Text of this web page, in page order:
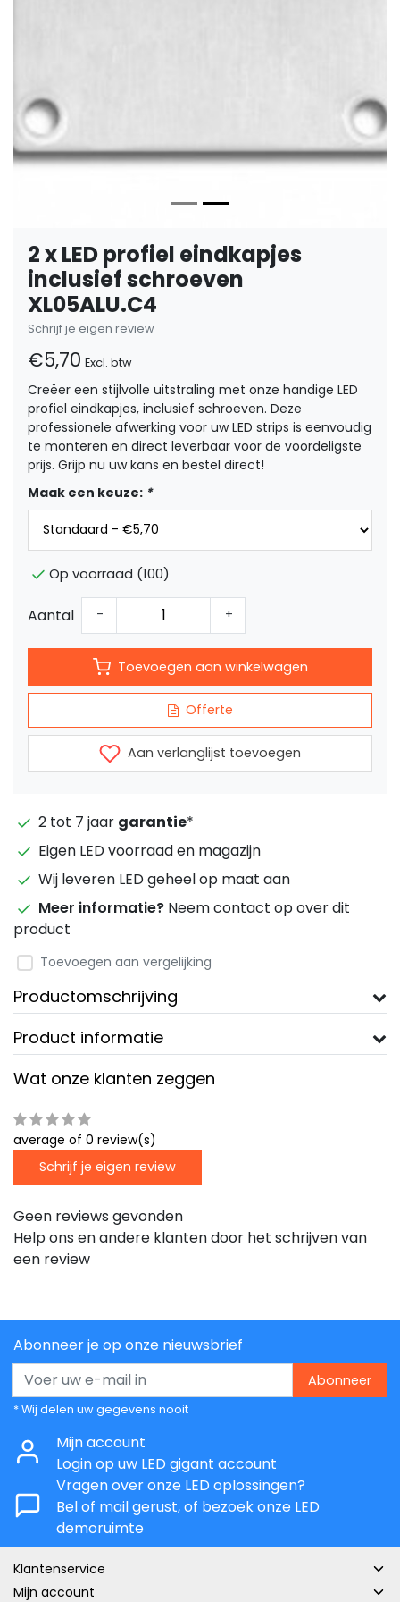
2 x LED profiel eindkapjes
inclusief schroeven
XL05ALU.C4
Schrijf je eigen review
€5,70 Excl. btw
Creëer een stijlvolle uitstraling met onze handige LED
profiel eindkapjes, inclusief schroeven. Deze
professionele afwerking voor uw LED strips is eenvoudig
te monteren en direct leverbaar voor de voordeligste
prijs. Grijp nu uw kans en bestel direct!
Maak een keuze: *
Op voorraad (100)
Aantal - +
Toevoegen aan winkelwagen
Offerte
Aan verlanglijst toevoegen
2 tot 7 jaar garantie*
Eigen LED voorraad en magazijn
Wij leveren LED geheel op maat aan
Meer informatie? Neem contact op over dit
product
Toevoegen aan vergelijking
Productomschrijving
Product informatie
Wat onze klanten zeggen
average of 0 review(s)
Schrijf je eigen review
Geen reviews gevonden
Help ons en andere klanten door het schrijven van
een review
Abonneer je op onze nieuwsbrief
Abonneer
* Wij delen uw gegevens nooit
Mijn account
Login op uw LED gigant account
Vragen over onze LED oplossingen?
Bel of mail gerust, of bezoek onze LED
demoruimte
Klantenservice
Mijn account